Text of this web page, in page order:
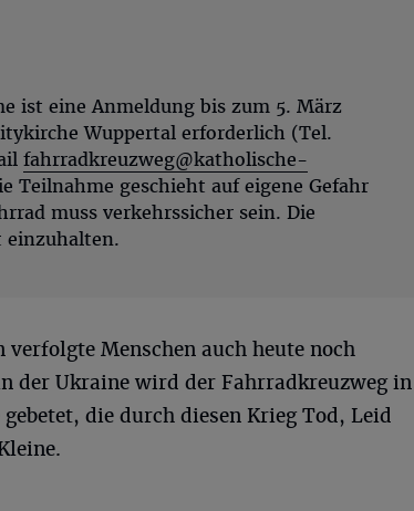
ist eine Anmeldung bis zum 5. März
Wuppertal erforderlich (Tel.
fahrradkreuzweg@katholische-
Teilnahme geschieht auf eigene Gefahr
muss verkehrssicher sein. Die
einzuhalten.
verfolgte Menschen auch heute noch
der Ukraine wird der Fahrradkreuzweg in
die durch diesen Krieg Tod, Leid